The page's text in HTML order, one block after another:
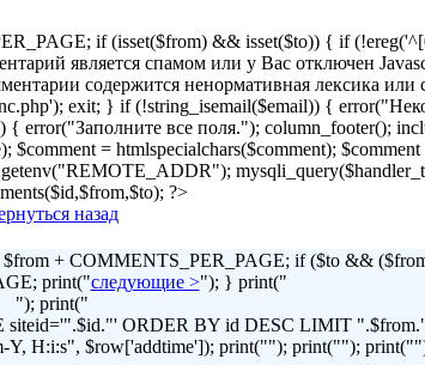
if (isset($from) && isset($to)) { if
является спамом или у Вас отключен
содержится ненормативная лексика или
exit; } if (!string_isemail($email)) {
error("Заполните все поля."); column_footer();
= htmlspecialchars($comment); $comment
getenv("REMOTE_ADDR");
?>
назад
+ COMMENTS_PER_PAGE; if ($to &&
print("следующие >"); } print("
"); print("
siteid='".$id."' ORDER BY id DESC LIMIT
Y, H:i:s", $row['addtime']); print(""); print("");